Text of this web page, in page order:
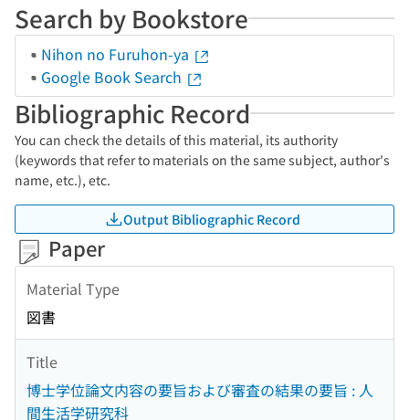
Search by Bookstore
Nihon no Furuhon-ya
Google Book Search
Bibliographic Record
You can check the details of this material, its authority
(keywords that refer to materials on the same subject, author's
name, etc.), etc.
Output Bibliographic Record
Paper
Material Type
図書
Title
博士学位論文内容の要旨および審査の結果の要旨 : 人
間生活学研究科